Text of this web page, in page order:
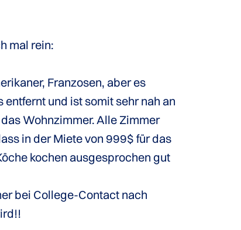
mal rein:
Franzosen, aber es
und ist somit sehr nah an
Wohnzimmer. Alle Zimmer
in der Miete von 999$ für das
kochen ausgesprochen gut
bei College-Contact nach